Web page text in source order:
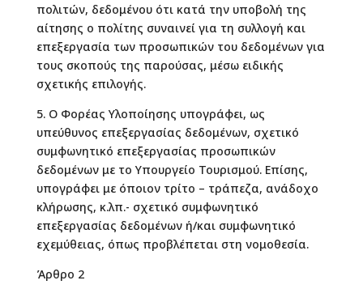
πολιτών, δεδομένου ότι κατά την υποβολή της
αίτησης ο πολίτης συναινεί για τη συλλογή και
επεξεργασία των προσωπικών του δεδομένων για
τους σκοπούς της παρούσας, μέσω ειδικής
σχετικής επιλογής.
5. Ο Φορέας Υλοποίησης υπογράφει, ως
υπεύθυνος επεξεργασίας δεδομένων, σχετικό
συμφωνητικό επεξεργασίας προσωπικών
δεδομένων με το Υπουργείο Τουρισμού. Επίσης,
υπογράφει με όποιον τρίτο – τράπεζα, ανάδοχο
κλήρωσης, κ.λπ.- σχετικό συμφωνητικό
επεξεργασίας δεδομένων ή/και συμφωνητικό
εχεμύθειας, όπως προβλέπεται στη νομοθεσία.
Άρθρο 2